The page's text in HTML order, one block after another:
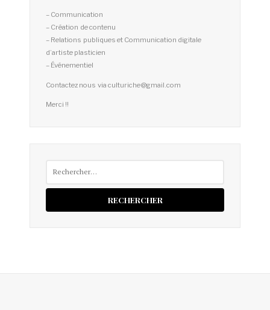
– Communication
– Création de contenu
– Relations publiques et Communication digitale
d’artiste plasticien
– Événementiel
Contactez nous via culturiche@gmail.com
Merci !!